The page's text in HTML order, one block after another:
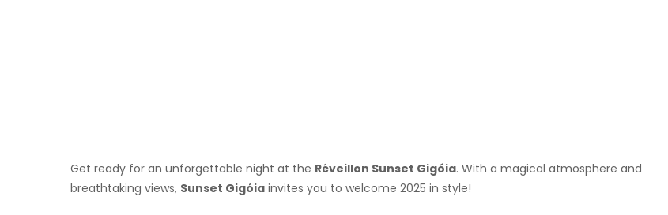
Get ready for an unforgettable night at the Réveillon Sunset Gigóia. With a magical atmosphere and
breathtaking views, Sunset Gigóia invites you to welcome 2025 in style!